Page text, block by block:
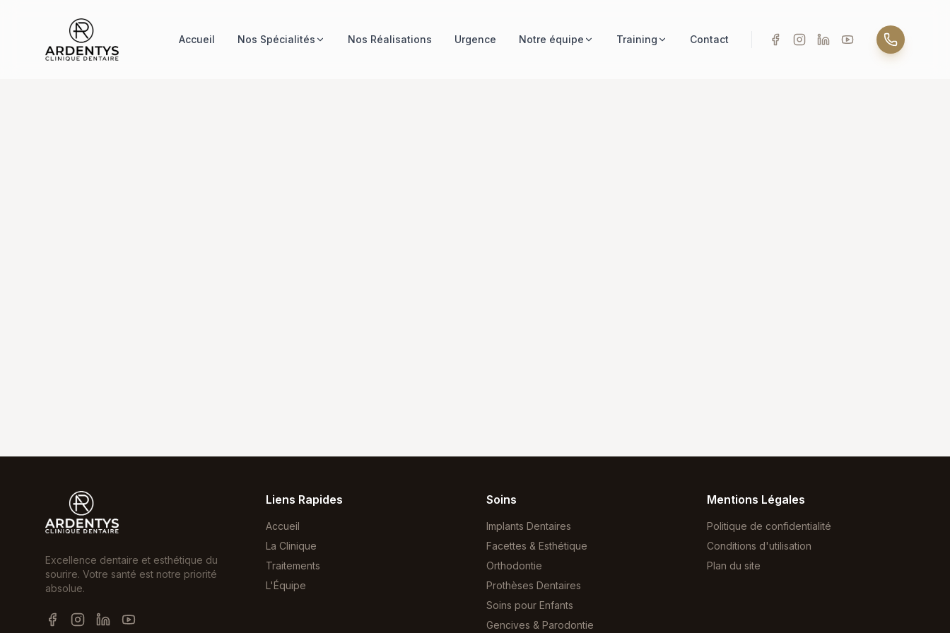
Accueil Nos Spécialités Nos Réalisations Urgence Notre équipe Training Contact
Excellence dentaire et esthétique du
sourire. Votre santé est notre priorité
absolue.
Liens Rapides
Accueil
La Clinique
Traitements
L'Équipe
Soins
Implants Dentaires
Facettes & Esthétique
Orthodontie
Prothèses Dentaires
Soins pour Enfants
Gencives & Parodontie
Mentions Légales
Politique de confidentialité
Conditions d'utilisation
Plan du site